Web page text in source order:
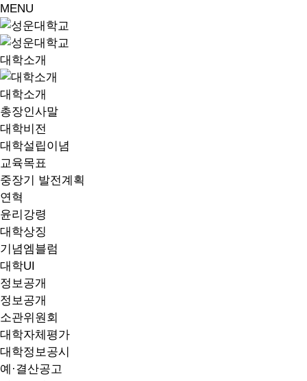
MENU
대학소개
대학소개
총장인사말
대학비전
대학설립이념
교육목표
중장기 발전계획
연혁
윤리강령
대학상징
기념엠블럼
대학UI
정보공개
정보공개
소관위원회
대학자체평가
대학정보공시
예·결산공고